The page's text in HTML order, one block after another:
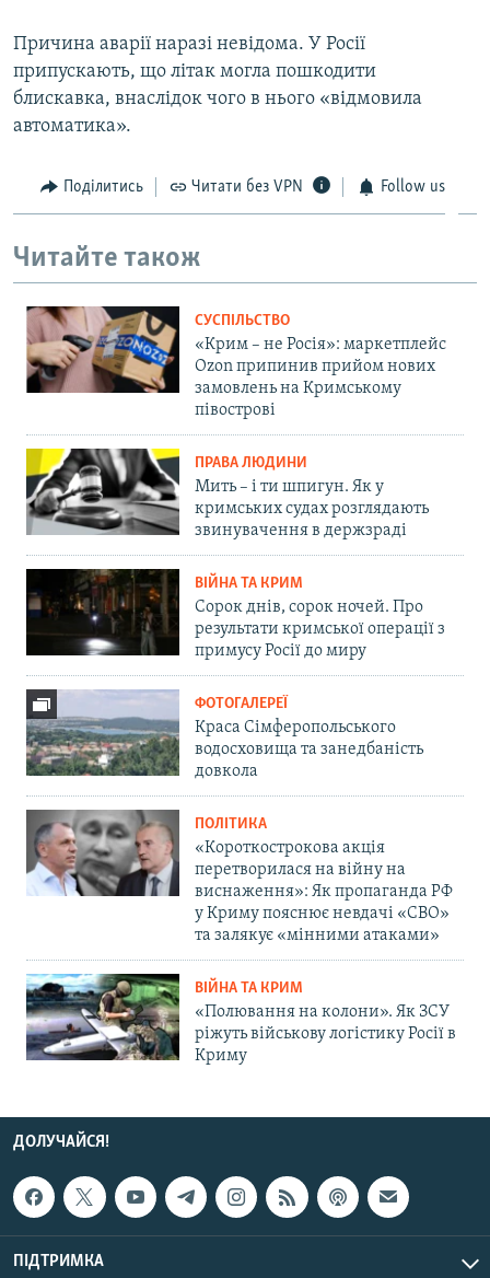
Причина аварії наразі невідома. У Росії
припускають, що літак могла пошкодити
блискавка, внаслідок чого в нього «відмовила
автоматика».
Поділитись Читати без VPN Follow us
Читайте також
СУСПІЛЬСТВО
«Крим – не Росія»: маркетплейс
Ozon припинив прийом нових
замовлень на Кримському
півострові
ПРАВА ЛЮДИНИ
Мить – і ти шпигун. Як у
кримських судах розглядають
звинувачення в держзраді
ВІЙНА ТА КРИМ
Сорок днів, сорок ночей. Про
результати кримської операції з
примусу Росії до миру
ФОТОГАЛЕРЕЇ
Краса Сімферопольського
водосховища та занедбаність
довкола
ПОЛІТИКА
«Короткострокова акція
перетворилася на війну на
виснаження»: Як пропаганда РФ
у Криму пояснює невдачі «СВО»
та залякує «мінними атаками»
ВІЙНА ТА КРИМ
«Полювання на колони». Як ЗСУ
ріжуть військову логістику Росії в
Криму
ДОЛУЧАЙСЯ!
ПІДТРИМКА